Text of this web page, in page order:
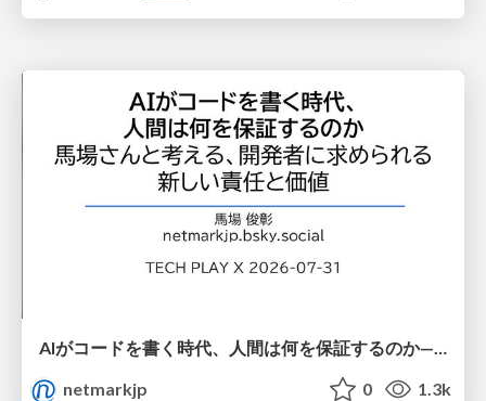
AIがコードを書く時代、人間は何を保証するのか———馬場さんと考える、開発者に求められる新しい責任と価値 - TECH PLAY
netmarkjp
0 1.3k